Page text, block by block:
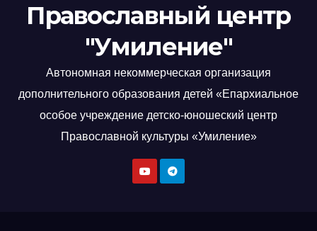
Православный центр
"Умиление"
Автономная некоммерческая организация
дополнительного образования детей «Епархиальное
особое учреждение детско-юношеский центр
Православной культуры «Умиление»